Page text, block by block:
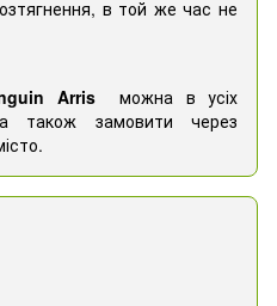
в той же час не
Arris
можна в усіх
також замовити через